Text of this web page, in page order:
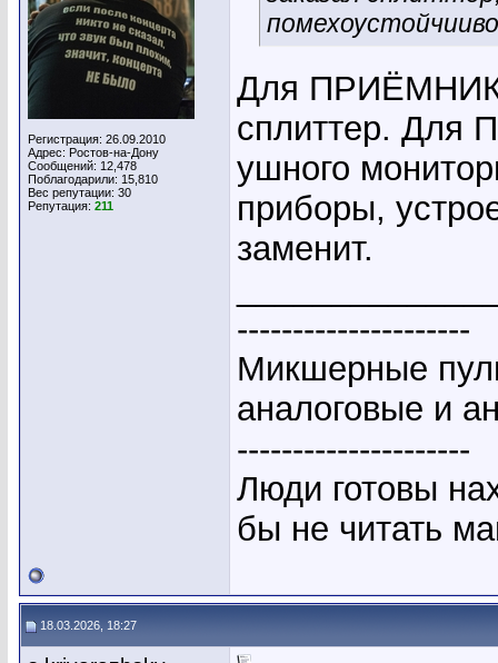
Регистрация: 26.09.2010
Адрес: Ростов-на-Дону
Сообщений: 12,478
Поблагодарили: 15,810
Вес репутации: 30
Репутация: 211
Для
сплиттер. Для
ушного
приборы,
заменит.
---------------------
Микшерные
аналоговые и
---------------------
Люди готовы
бы не читать
18.03.2026, 18:27